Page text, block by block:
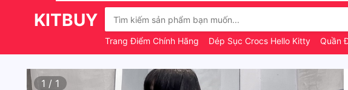
KITBUY
Trang Điểm Chính Hãng Dép Sục Crocs Hello Kitty Quần
1 / 1